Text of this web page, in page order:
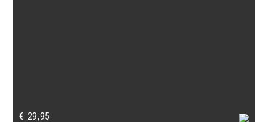
€ 29,95